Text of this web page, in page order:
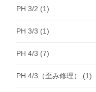
PH 3/2 (1)
PH 3/3 (1)
PH 4/3 (7)
PH 4/3（歪み修理） (1)